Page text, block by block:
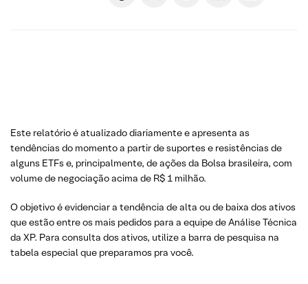
Este relatório é atualizado diariamente e apresenta as
tendências do momento a partir de suportes e resistências de
alguns ETFs e, principalmente, de ações da Bolsa brasileira, com
volume de negociação acima de R$ 1 milhão.
O objetivo é evidenciar a tendência de alta ou de baixa dos ativos
que estão entre os mais pedidos para a equipe de Análise Técnica
da XP. Para consulta dos ativos, utilize a barra de pesquisa na
tabela especial que preparamos pra você.